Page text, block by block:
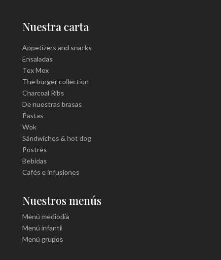
Nuestra carta
Appetizers and snacks
Ensaladas
Tex Mex
The burger collection
Charcoal Ribs
De nuestras brasas
Pastas
Wok
Sándwiches & hot dog
Postres
Bebidas
Cafés e infusiones
Nuestros menús
Menú mediodía
Menú infantil
Menú grupos